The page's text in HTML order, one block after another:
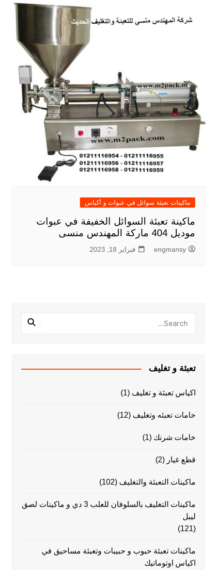
ماكينات تعبئة سوائل في عبوات و أكياس
ماكينة تعبئة السوائل الخفيفة في عبوات
موديل 404 ماركة المهندس منسى
engmansy فبراير 18, 2023
تعبئة و تغليف
اكياس تعبئة و تغليف (1)
خامات تعبئه وتغليف (12)
خامات شرنك (1)
قطع غيار (2)
ماكينات التعبئة والتغليف (102)
ماكينات التغليف بالسلوفان للعلب 3 دي و ماكينات لصق
ليبل
(121)
ماكينات تعبئة حبوب و حبيبات وتعبئة مساحيق في
اكياس اوتوماتيك